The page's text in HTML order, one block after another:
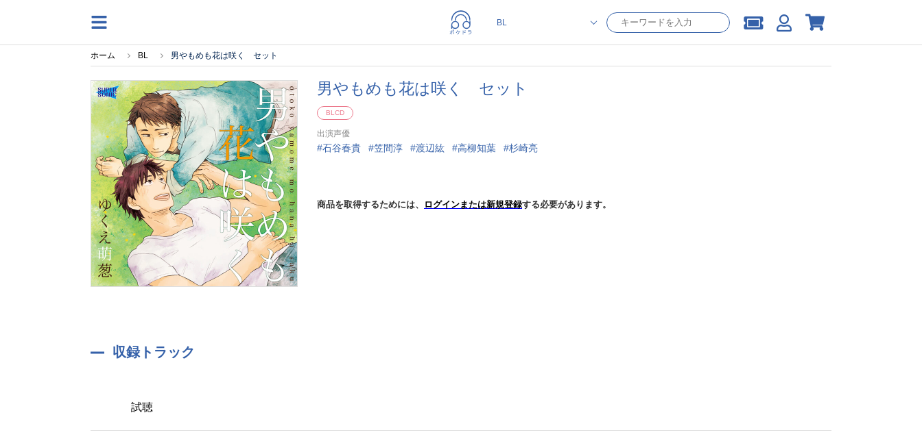
ホーム BL 男やもめも花は咲く セット
男やもめも花は咲く セット
BLCD
出演声優
石谷春貴 笠間淳 渡辺紘 高柳知葉 杉崎亮
商品を取得するためには、 ログインまたは新規登録する必要があります。
収録トラック
試聴